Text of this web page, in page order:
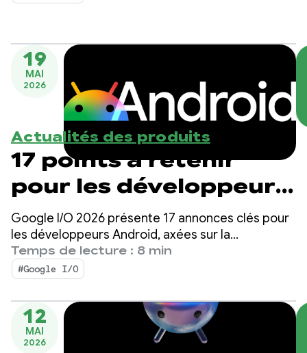
prochains mois.
19
MAI
2026
Actualités des produits
17 points à retenir
pour les développeurs
Android lors de
Google I/O !
Google I/O 2026 présente 17 annonces clés pour
les développeurs Android, axées sur la
productivité pilotée par les agents,
Compose First comme norme d'UI, et les médias
hautes performances et le développement
adaptatif pour l'écosystème en expansion.
Temps de lecture : 8 min
#Google I/O
12
MAI
2026